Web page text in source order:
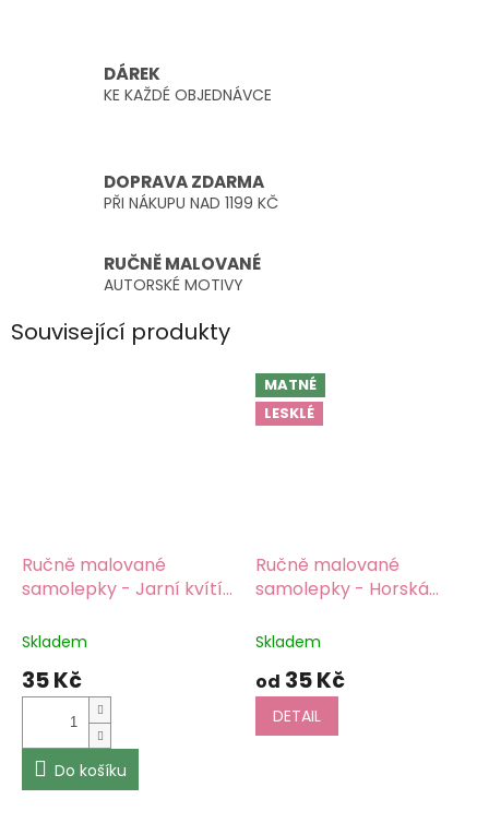
DÁREK
KE KAŽDÉ OBJEDNÁVCE
DOPRAVA ZDARMA
PŘI NÁKUPU NAD 1199 KČ
RUČNĚ MALOVANÉ
AUTORSKÉ MOTIVY
Související produkty
Ručně malované
samolepky - Jarní kvítí
samolepicí papír matný
Skladem
35 Kč
Do košíku
MATNÉ
LESKLÉ
Ručně malované
samolepky - Horská
samolepicí papír matný
Skladem
od 35 Kč
DETAIL